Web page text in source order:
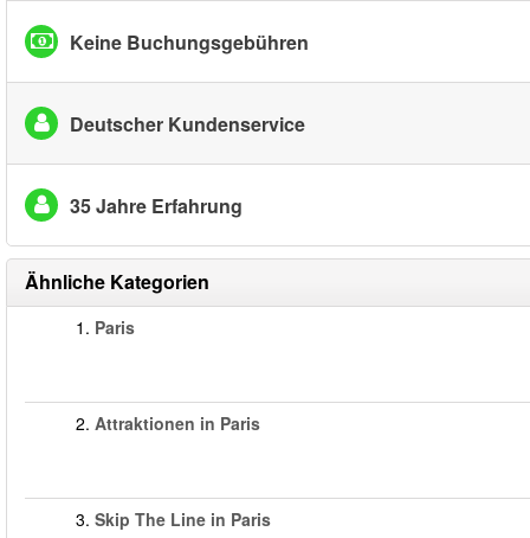
Keine Buchungsgebühren
Deutscher Kundenservice
35 Jahre Erfahrung
Ähnliche Kategorien
1. Paris
2. Attraktionen in Paris
3. Skip The Line in Paris